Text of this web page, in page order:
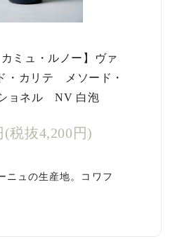
カミュ・ルノー】ヴァ
・カリテ メソード・
ョネル NV 白泡
(税抜4,200円)
ニュの生産地。コワフ